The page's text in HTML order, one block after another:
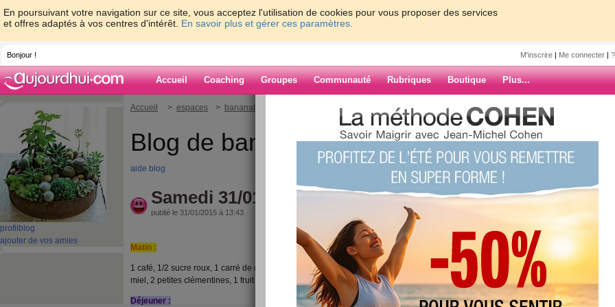
En poursuivant votre navigation sur ce site, vous acceptez l'utilisation de cookies pour vous proposer des services
et offres adaptés à vos centres d'intérêt. En savoir plus et gérer ces paramètres.
Bonjour ! M'inscrire | Me connecter |
Accueil Coaching Groupes Communauté Rubriques Boutique Plus...
profil blog
ajouter de vos amies
Accueil > espaces > bananabread > Samedi 31/01/2015
Blog de bananabread
aide blog
Samedi 31/01/2015
publié le 31/01/2015 à 13:43
Matin :
1 café, 1/2 sucre roux, 1 carré de chocolat, 2 tranches de brioche maison avec du
miel, 2 petites clémentines, 1 fruit de la passion
Déjeuner :
ARCHIVES